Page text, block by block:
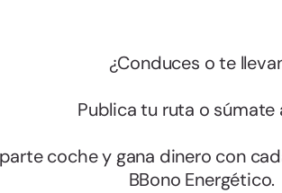
¿Conduces o te
Publica tu ruta o súmate
coche y gana dinero con
BBono Energético.